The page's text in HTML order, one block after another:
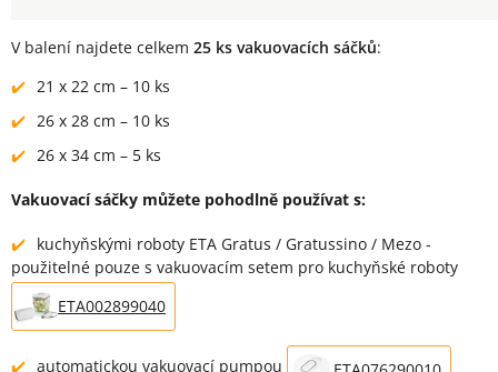
V balení najdete celkem 25 ks vakuovacích sáčků:
21 x 22 cm – 10 ks
26 x 28 cm – 10 ks
26 x 34 cm – 5 ks
Vakuovací sáčky můžete pohodlně používat s:
kuchyňskými roboty ETA Gratus / Gratussino / Mezo -
použitelné pouze s vakuovacím setem pro kuchyňské roboty
ETA002899040
automatickou vakuovací pumpou